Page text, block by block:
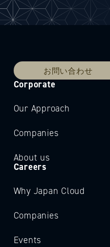
お問い合わせ
Corporate
Our Approach
Companies
About us
Careers
Why Japan Cloud
Companies
Events